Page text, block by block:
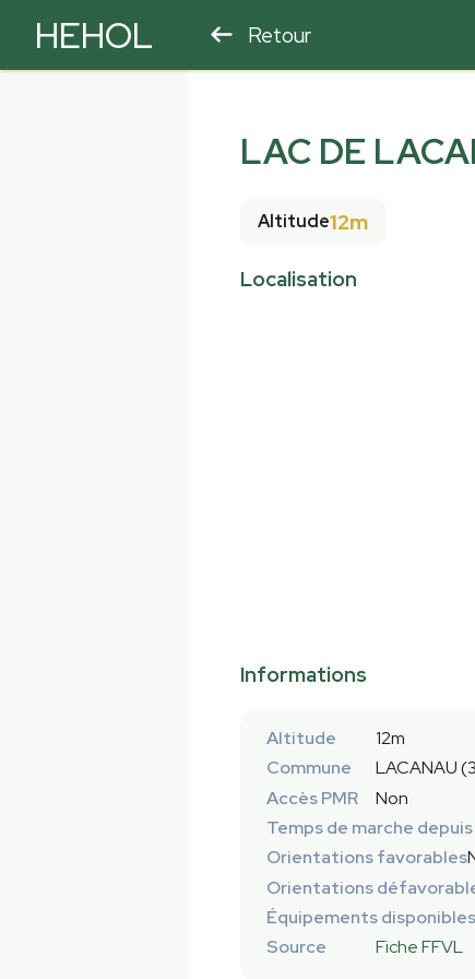
HEHOL Retour
LAC DE
Altitude12m
Localisation
Informations
Altitude
12m
Commune
LACANAU
Accès PMR
Non
Temps de marche
Orientations favorables
Orientations
Équipements disponibles
Source
Fiche FFVL